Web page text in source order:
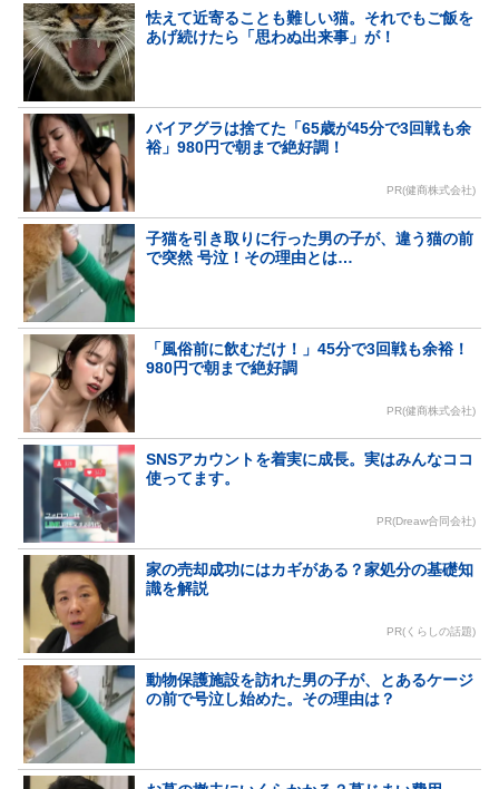
怯えて近寄ることも難しい猫。それでもご飯を
あげ続けたら「思わぬ出来事」が！
バイアグラは捨てた「65歳が45分で3回戦も余
裕」980円で朝まで絶好調！
PR(健商株式会社)
子猫を引き取りに行った男の子が、違う猫の前
で突然 号泣！その理由とは…
「風俗前に飲むだけ！」45分で3回戦も余裕！
980円で朝まで絶好調
PR(健商株式会社)
SNSアカウントを着実に成長。実はみんなココ
使ってます。
PR(Dreaw合同会社)
家の売却成功にはカギがある？家処分の基礎知
識を解説
PR(くらしの話題)
動物保護施設を訪れた男の子が、とあるケージ
の前で号泣し始めた。その理由は？